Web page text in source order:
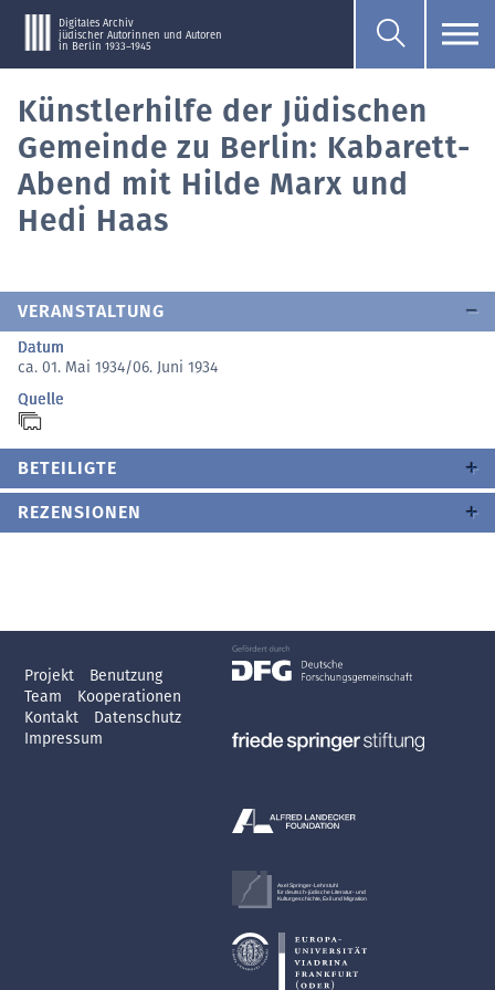
Digitales Archiv
jüdischer Autorinnen und Autoren
in Berlin 1933–1945
Künstlerhilfe der Jüdischen
Gemeinde zu Berlin: Kabarett-
Abend mit Hilde Marx und
Hedi Haas
VERANSTALTUNG
Datum
ca. 01. Mai 1934/06. Juni 1934
Quelle
BETEILIGTE
REZENSIONEN
Projekt
Benutzung
Team
Kooperationen
Kontakt
Datenschutz
Impressum
Axel Springer-Lehrstuhl
für deutsch-jüdische Literatur- und
Kulturgeschichte, Exil und Migration